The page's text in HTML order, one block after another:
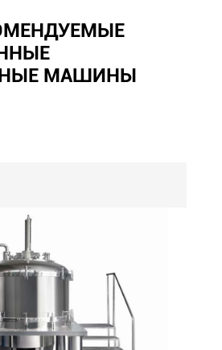
МАШИНЫ